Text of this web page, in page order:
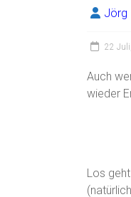
Jörg
22
Auch
wieder
Los